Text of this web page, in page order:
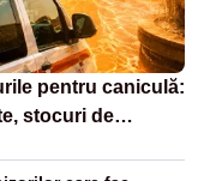
pentru caniculă:
stocuri de
apă în spațiile